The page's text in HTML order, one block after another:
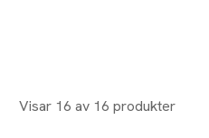
Visar 16 av 16 produkter